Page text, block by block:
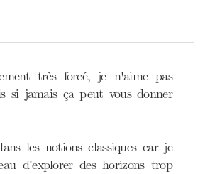
très forcé, je n'aime pas
si jamais ça peut vous donner
les notions classiques car je
d'explorer des horizons trop